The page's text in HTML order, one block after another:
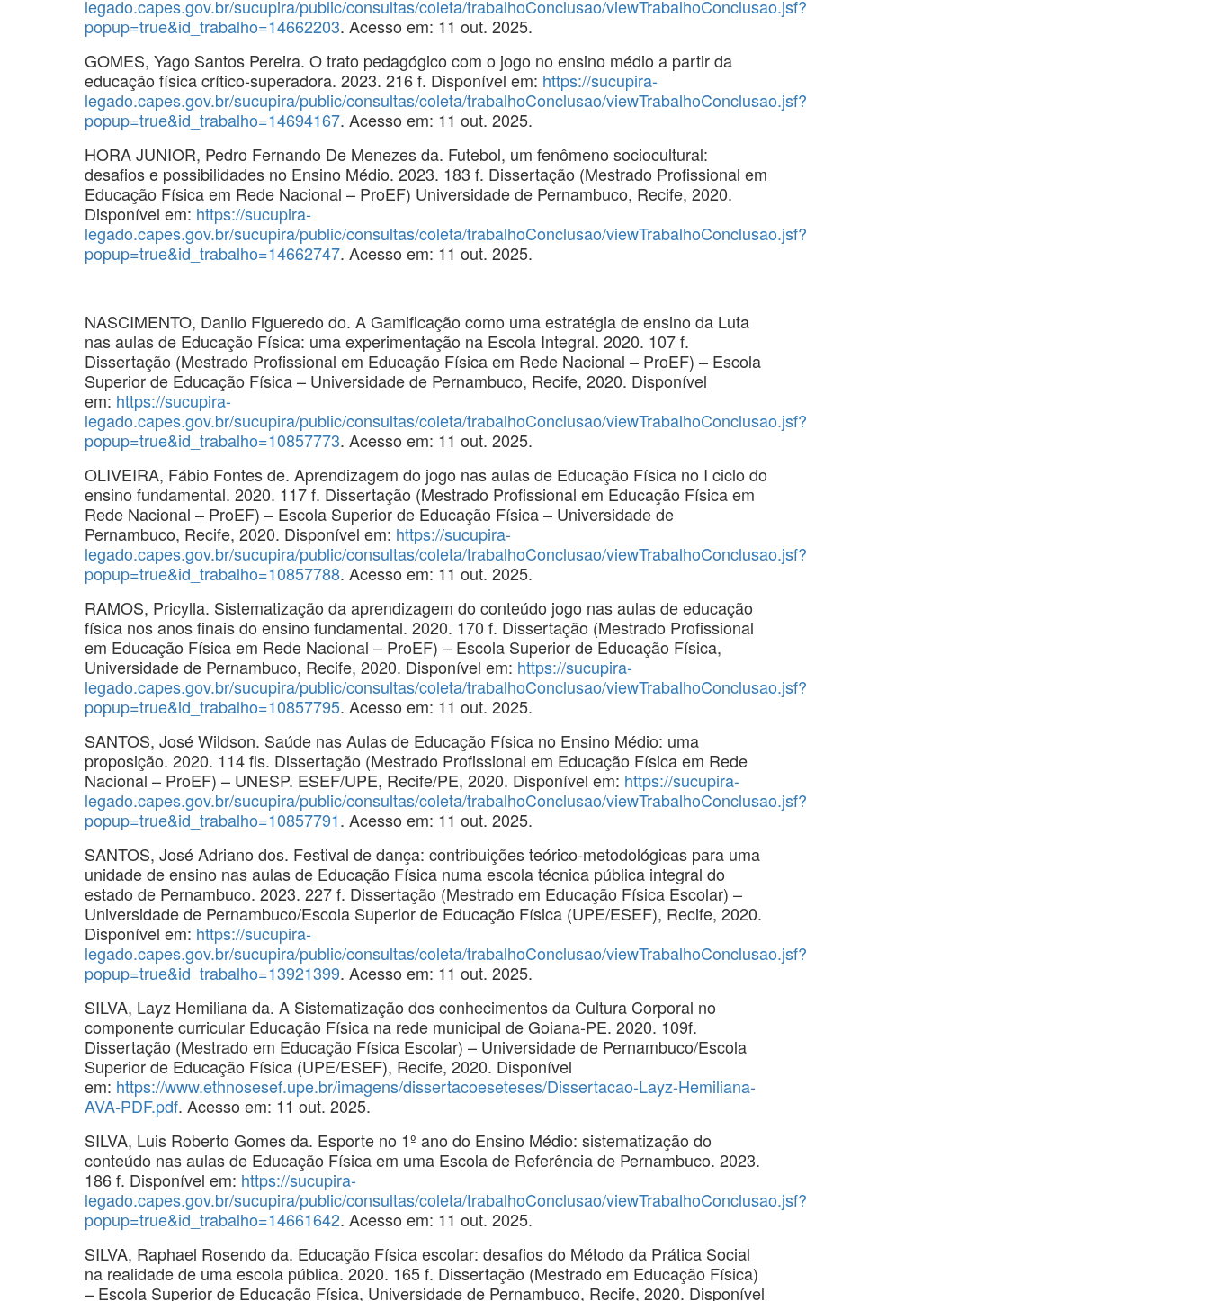
legado.capes.gov.br/sucupira/public/consultas/coleta/trabalhoConclusao/viewTrabalhoConclusao.jsf?
popup=true&id_trabalho=14662203. Acesso em: 11 out. 2025.
GOMES, Yago Santos Pereira. O trato pedagógico com o jogo no ensino médio a partir da
educação física crítico-superadora. 2023. 216 f. Disponível em: https://sucupira-
legado.capes.gov.br/sucupira/public/consultas/coleta/trabalhoConclusao/viewTrabalhoConclusao.jsf?
popup=true&id_trabalho=14694167. Acesso em: 11 out. 2025.
HORA JUNIOR, Pedro Fernando De Menezes da. Futebol, um fenômeno sociocultural:
desafios e possibilidades no Ensino Médio. 2023. 183 f. Dissertação (Mestrado Profissional em
Educação Física em Rede Nacional – ProEF) Universidade de Pernambuco, Recife, 2020.
Disponível em: https://sucupira-
legado.capes.gov.br/sucupira/public/consultas/coleta/trabalhoConclusao/viewTrabalhoConclusao.jsf?
popup=true&id_trabalho=14662747. Acesso em: 11 out. 2025.
NASCIMENTO, Danilo Figueredo do. A Gamificação como uma estratégia de ensino da Luta
nas aulas de Educação Física: uma experimentação na Escola Integral. 2020. 107 f.
Dissertação (Mestrado Profissional em Educação Física em Rede Nacional – ProEF) – Escola
Superior de Educação Física – Universidade de Pernambuco, Recife, 2020. Disponível
em: https://sucupira-
legado.capes.gov.br/sucupira/public/consultas/coleta/trabalhoConclusao/viewTrabalhoConclusao.jsf?
popup=true&id_trabalho=10857773. Acesso em: 11 out. 2025.
OLIVEIRA, Fábio Fontes de. Aprendizagem do jogo nas aulas de Educação Física no I ciclo do
ensino fundamental. 2020. 117 f. Dissertação (Mestrado Profissional em Educação Física em
Rede Nacional – ProEF) – Escola Superior de Educação Física – Universidade de
Pernambuco, Recife, 2020. Disponível em: https://sucupira-
legado.capes.gov.br/sucupira/public/consultas/coleta/trabalhoConclusao/viewTrabalhoConclusao.jsf?
popup=true&id_trabalho=10857788. Acesso em: 11 out. 2025.
RAMOS, Pricylla. Sistematização da aprendizagem do conteúdo jogo nas aulas de educação
física nos anos finais do ensino fundamental. 2020. 170 f. Dissertação (Mestrado Profissional
em Educação Física em Rede Nacional – ProEF) – Escola Superior de Educação Física,
Universidade de Pernambuco, Recife, 2020. Disponível em: https://sucupira-
legado.capes.gov.br/sucupira/public/consultas/coleta/trabalhoConclusao/viewTrabalhoConclusao.jsf?
popup=true&id_trabalho=10857795. Acesso em: 11 out. 2025.
SANTOS, José Wildson. Saúde nas Aulas de Educação Física no Ensino Médio: uma
proposição. 2020. 114 fls. Dissertação (Mestrado Profissional em Educação Física em Rede
Nacional – ProEF) – UNESP. ESEF/UPE, Recife/PE, 2020. Disponível em: https://sucupira-
legado.capes.gov.br/sucupira/public/consultas/coleta/trabalhoConclusao/viewTrabalhoConclusao.jsf?
popup=true&id_trabalho=10857791. Acesso em: 11 out. 2025.
SANTOS, José Adriano dos. Festival de dança: contribuições teórico-metodológicas para uma
unidade de ensino nas aulas de Educação Física numa escola técnica pública integral do
estado de Pernambuco. 2023. 227 f. Dissertação (Mestrado em Educação Física Escolar) –
Universidade de Pernambuco/Escola Superior de Educação Física (UPE/ESEF), Recife, 2020.
Disponível em: https://sucupira-
legado.capes.gov.br/sucupira/public/consultas/coleta/trabalhoConclusao/viewTrabalhoConclusao.jsf?
popup=true&id_trabalho=13921399. Acesso em: 11 out. 2025.
SILVA, Layz Hemiliana da. A Sistematização dos conhecimentos da Cultura Corporal no
componente curricular Educação Física na rede municipal de Goiana-PE. 2020. 109f.
Dissertação (Mestrado em Educação Física Escolar) – Universidade de Pernambuco/Escola
Superior de Educação Física (UPE/ESEF), Recife, 2020. Disponível
em: https://www.ethnosesef.upe.br/imagens/dissertacoeseteses/Dissertacao-Layz-Hemiliana-
AVA-PDF.pdf. Acesso em: 11 out. 2025.
SILVA, Luis Roberto Gomes da. Esporte no 1º ano do Ensino Médio: sistematização do
conteúdo nas aulas de Educação Física em uma Escola de Referência de Pernambuco. 2023.
186 f. Disponível em: https://sucupira-
legado.capes.gov.br/sucupira/public/consultas/coleta/trabalhoConclusao/viewTrabalhoConclusao.jsf?
popup=true&id_trabalho=14661642. Acesso em: 11 out. 2025.
SILVA, Raphael Rosendo da. Educação Física escolar: desafios do Método da Prática Social
na realidade de uma escola pública. 2020. 165 f. Dissertação (Mestrado em Educação Física)
– Escola Superior de Educação Física, Universidade de Pernambuco, Recife, 2020. Disponível